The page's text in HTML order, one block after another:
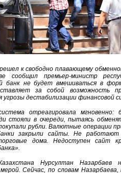
к свободно плавающему
сообщил премьер-министр
банк не будет вмешиваться в
за собой возможность
угрозы дестабилизации финансовой
отреагировала
стояли в очереди, пытаясь
рубли. Валютные операции
закрыли сайты. Не
дома. Недоступен сайт
Нурсултан Назарбаев
Сейчас, по словам